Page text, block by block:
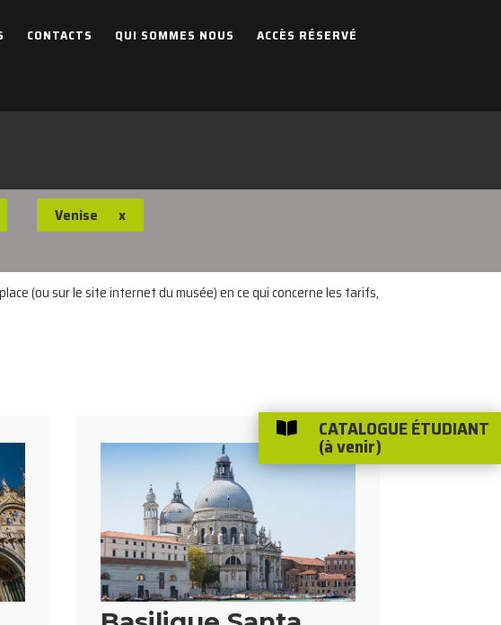
CONTACTS QUI SOMMES NOUS ACCÈS RÉSERVÉ
Venise x
(ou sur le site internet du musée) en ce qui concerne les tarifs,
 CATALOGUE ÉTUDIANT
(à venir)